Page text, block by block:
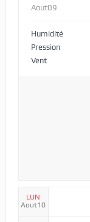
Aout09
Humidité
Pression
Vent
LUN
Aout10